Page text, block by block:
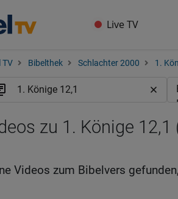
Live TV
TV Bibelthek Schlachter 2000 1.
zu 1. Könige 12,1
Videos zum Bibelvers